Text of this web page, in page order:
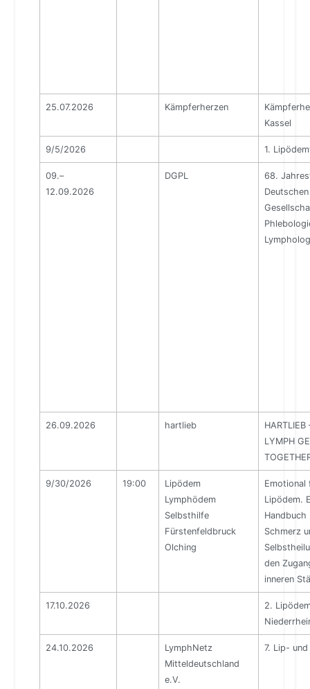
25.07.2026 Kämpferherzen
Kassel
9/5/2026 1.
09.–
12.09.2026
DGPL
68.
Deutschen
26.09.2026 hartlieb
HARTLIEB
LYMPH
9/30/2026 19:00
Lipödem
Lymphödem
Selbsthilfe
Fürstenfeldbruck
Olching
Emotional
Lipödem.
Handbuch
Schmerz
den
inneren
17.10.2026
2.
24.10.2026
LymphNetz
Mitteldeutschland
e.V.
7. Lip-